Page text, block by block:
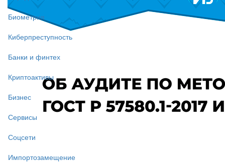
Биометрия
Киберпреступность
Банки и финтех
Криптоактивы
Бизнес
Сервисы
Соцсети
Импортозамещение